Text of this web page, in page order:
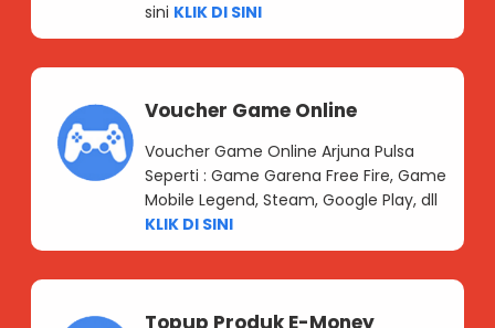
sini KLIK DI SINI
Voucher Game Online
Voucher Game Online Arjuna Pulsa
Seperti : Game Garena Free Fire, Game
Mobile Legend, Steam, Google Play, dll
KLIK DI SINI
Topup Produk E-Money